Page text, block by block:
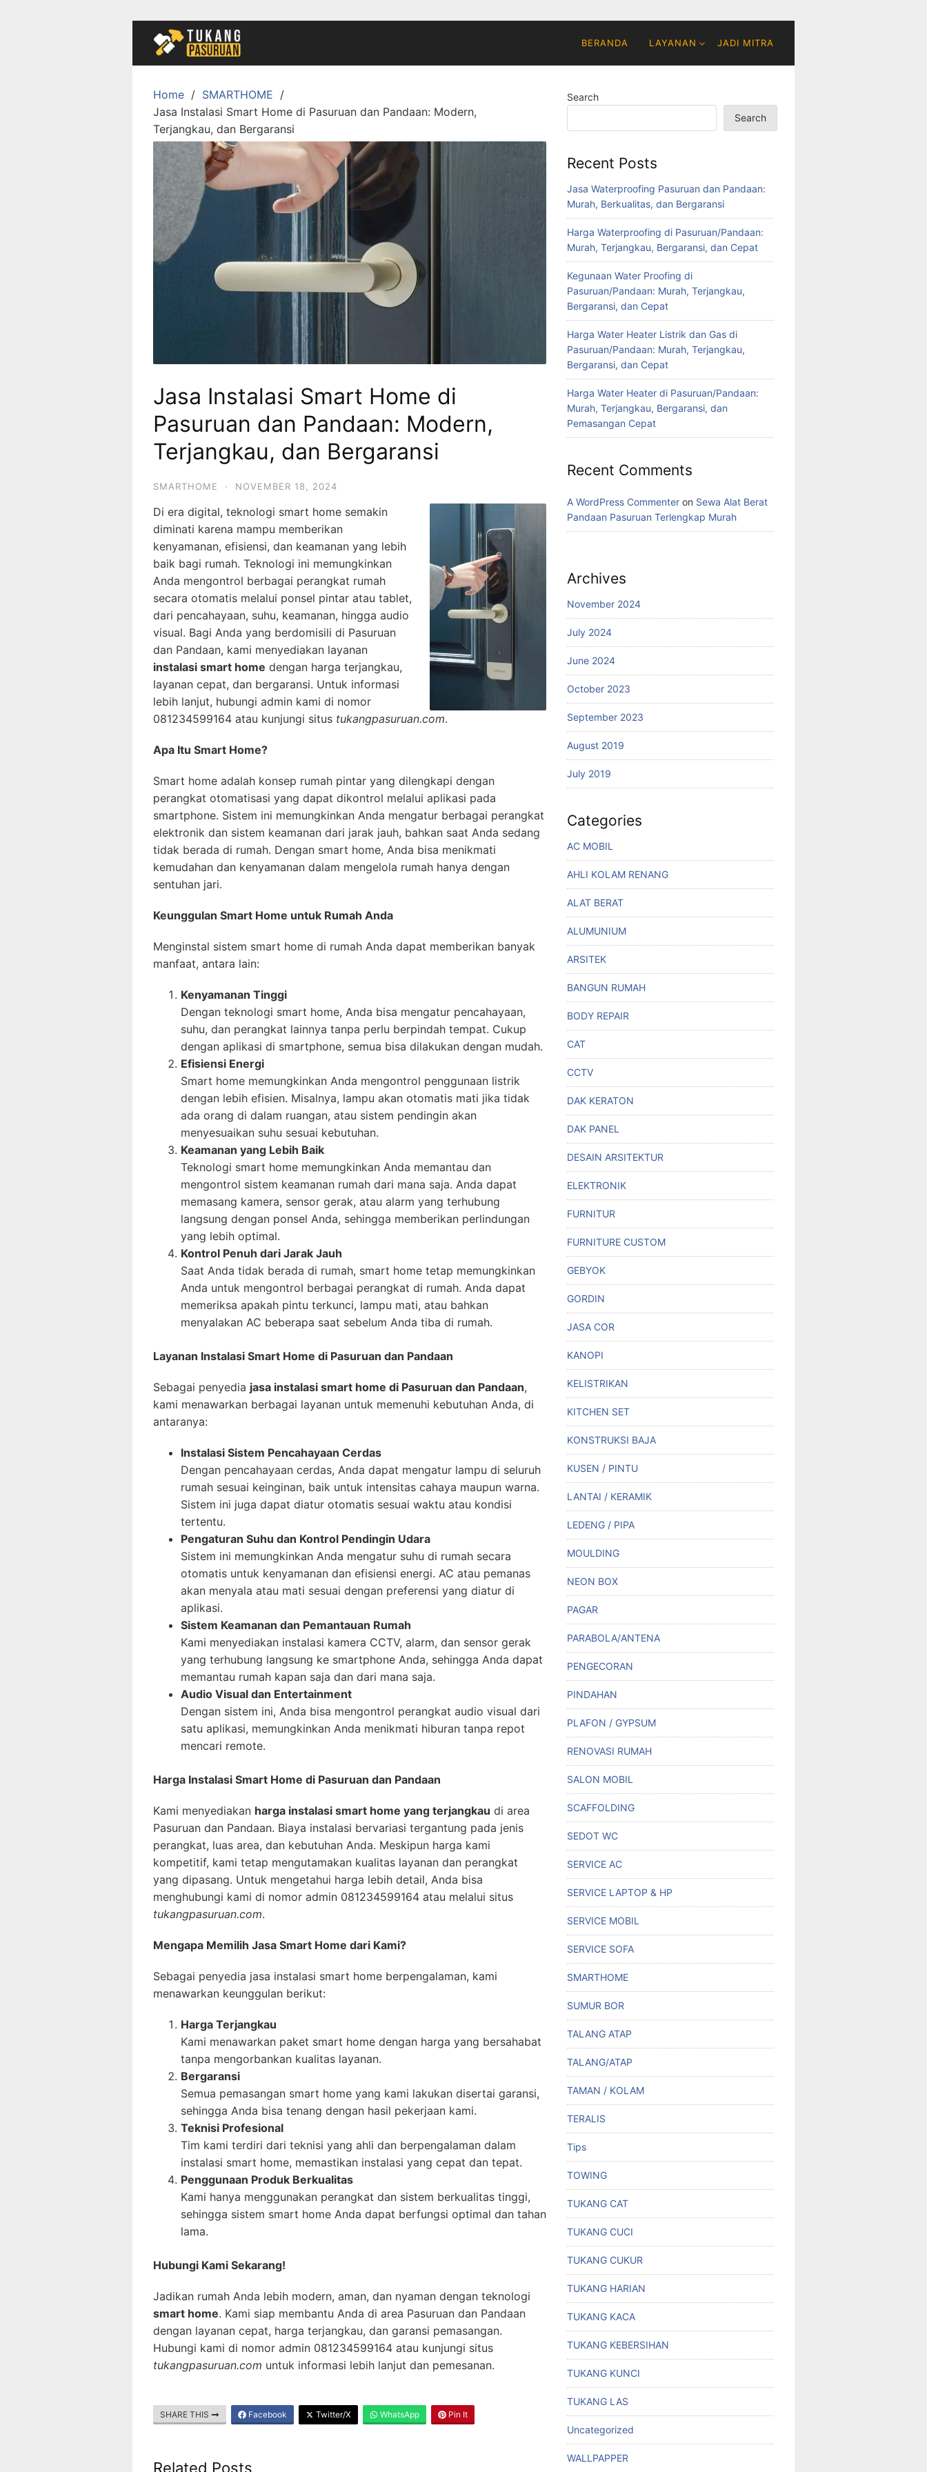
BERANDA LAYANAN JADI MITRA
Home
SMARTHOME
Jasa Instalasi Smart Home di Pasuruan dan Pandaan: Modern,
Terjangkau, dan Bergaransi
Jasa Instalasi Smart Home di
Pasuruan dan Pandaan: Modern,
Terjangkau, dan Bergaransi
SMARTHOME · NOVEMBER 18, 2024
Di era digital, teknologi smart home semakin
diminati karena mampu memberikan
kenyamanan, efisiensi, dan keamanan yang lebih
baik bagi rumah. Teknologi ini memungkinkan
Anda mengontrol berbagai perangkat rumah
secara otomatis melalui ponsel pintar atau tablet,
dari pencahayaan, suhu, keamanan, hingga audio
visual. Bagi Anda yang berdomisili di Pasuruan
dan Pandaan, kami menyediakan layanan
instalasi smart home dengan harga terjangkau,
layanan cepat, dan bergaransi. Untuk informasi
lebih lanjut, hubungi admin kami di nomor
081234599164 atau kunjungi situs tukangpasuruan.com.
Apa Itu Smart Home?
Smart home adalah konsep rumah pintar yang dilengkapi dengan
perangkat otomatisasi yang dapat dikontrol melalui aplikasi pada
smartphone. Sistem ini memungkinkan Anda mengatur berbagai perangkat
elektronik dan sistem keamanan dari jarak jauh, bahkan saat Anda sedang
tidak berada di rumah. Dengan smart home, Anda bisa menikmati
kemudahan dan kenyamanan dalam mengelola rumah hanya dengan
sentuhan jari.
Keunggulan Smart Home untuk Rumah Anda
Menginstal sistem smart home di rumah Anda dapat memberikan banyak
manfaat, antara lain:
Kenyamanan Tinggi
Dengan teknologi smart home, Anda bisa mengatur pencahayaan,
suhu, dan perangkat lainnya tanpa perlu berpindah tempat. Cukup
dengan aplikasi di smartphone, semua bisa dilakukan dengan mudah.
Efisiensi Energi
Smart home memungkinkan Anda mengontrol penggunaan listrik
dengan lebih efisien. Misalnya, lampu akan otomatis mati jika tidak
ada orang di dalam ruangan, atau sistem pendingin akan
menyesuaikan suhu sesuai kebutuhan.
Keamanan yang Lebih Baik
Teknologi smart home memungkinkan Anda memantau dan
mengontrol sistem keamanan rumah dari mana saja. Anda dapat
memasang kamera, sensor gerak, atau alarm yang terhubung
langsung dengan ponsel Anda, sehingga memberikan perlindungan
yang lebih optimal.
Kontrol Penuh dari Jarak Jauh
Saat Anda tidak berada di rumah, smart home tetap memungkinkan
Anda untuk mengontrol berbagai perangkat di rumah. Anda dapat
memeriksa apakah pintu terkunci, lampu mati, atau bahkan
menyalakan AC beberapa saat sebelum Anda tiba di rumah.
Layanan Instalasi Smart Home di Pasuruan dan Pandaan
Sebagai penyedia jasa instalasi smart home di Pasuruan dan Pandaan,
kami menawarkan berbagai layanan untuk memenuhi kebutuhan Anda, di
antaranya:
Instalasi Sistem Pencahayaan Cerdas
Dengan pencahayaan cerdas, Anda dapat mengatur lampu di seluruh
rumah sesuai keinginan, baik untuk intensitas cahaya maupun warna.
Sistem ini juga dapat diatur otomatis sesuai waktu atau kondisi
tertentu.
Pengaturan Suhu dan Kontrol Pendingin Udara
Sistem ini memungkinkan Anda mengatur suhu di rumah secara
otomatis untuk kenyamanan dan efisiensi energi. AC atau pemanas
akan menyala atau mati sesuai dengan preferensi yang diatur di
aplikasi.
Sistem Keamanan dan Pemantauan Rumah
Kami menyediakan instalasi kamera CCTV, alarm, dan sensor gerak
yang terhubung langsung ke smartphone Anda, sehingga Anda dapat
memantau rumah kapan saja dan dari mana saja.
Audio Visual dan Entertainment
Dengan sistem ini, Anda bisa mengontrol perangkat audio visual dari
satu aplikasi, memungkinkan Anda menikmati hiburan tanpa repot
mencari remote.
Harga Instalasi Smart Home di Pasuruan dan Pandaan
Kami menyediakan harga instalasi smart home yang terjangkau di area
Pasuruan dan Pandaan. Biaya instalasi bervariasi tergantung pada jenis
perangkat, luas area, dan kebutuhan Anda. Meskipun harga kami
kompetitif, kami tetap mengutamakan kualitas layanan dan perangkat
yang dipasang. Untuk mengetahui harga lebih detail, Anda bisa
menghubungi kami di nomor admin 081234599164 atau melalui situs
tukangpasuruan.com.
Mengapa Memilih Jasa Smart Home dari Kami?
Sebagai penyedia jasa instalasi smart home berpengalaman, kami
menawarkan keunggulan berikut:
Harga Terjangkau
Kami menawarkan paket smart home dengan harga yang bersahabat
tanpa mengorbankan kualitas layanan.
Bergaransi
Semua pemasangan smart home yang kami lakukan disertai garansi,
sehingga Anda bisa tenang dengan hasil pekerjaan kami.
Teknisi Profesional
Tim kami terdiri dari teknisi yang ahli dan berpengalaman dalam
instalasi smart home, memastikan instalasi yang cepat dan tepat.
Penggunaan Produk Berkualitas
Kami hanya menggunakan perangkat dan sistem berkualitas tinggi,
sehingga sistem smart home Anda dapat berfungsi optimal dan tahan
lama.
Hubungi Kami Sekarang!
Jadikan rumah Anda lebih modern, aman, dan nyaman dengan teknologi
smart home. Kami siap membantu Anda di area Pasuruan dan Pandaan
dengan layanan cepat, harga terjangkau, dan garansi pemasangan.
Hubungi kami di nomor admin 081234599164 atau kunjungi situs
tukangpasuruan.com untuk informasi lebih lanjut dan pemesanan.
SHARE THIS Facebook Twitter/X WhatsApp Pin It
Related Posts
Search
Search
Recent Posts
Jasa Waterproofing Pasuruan dan Pandaan:
Murah, Berkualitas, dan Bergaransi
Harga Waterproofing di Pasuruan/Pandaan:
Murah, Terjangkau, Bergaransi, dan Cepat
Kegunaan Water Proofing di
Pasuruan/Pandaan: Murah, Terjangkau,
Bergaransi, dan Cepat
Harga Water Heater Listrik dan Gas di
Pasuruan/Pandaan: Murah, Terjangkau,
Bergaransi, dan Cepat
Harga Water Heater di Pasuruan/Pandaan:
Murah, Terjangkau, Bergaransi, dan
Pemasangan Cepat
Recent Comments
A WordPress Commenter on Sewa Alat Berat
Pandaan Pasuruan Terlengkap Murah
Archives
November 2024
July 2024
June 2024
October 2023
September 2023
August 2019
July 2019
Categories
AC MOBIL
AHLI KOLAM RENANG
ALAT BERAT
ALUMUNIUM
ARSITEK
BANGUN RUMAH
BODY REPAIR
CAT
CCTV
DAK KERATON
DAK PANEL
DESAIN ARSITEKTUR
ELEKTRONIK
FURNITUR
FURNITURE CUSTOM
GEBYOK
GORDIN
JASA COR
KANOPI
KELISTRIKAN
KITCHEN SET
KONSTRUKSI BAJA
KUSEN / PINTU
LANTAI / KERAMIK
LEDENG / PIPA
MOULDING
NEON BOX
PAGAR
PARABOLA/ANTENA
PENGECORAN
PINDAHAN
PLAFON / GYPSUM
RENOVASI RUMAH
SALON MOBIL
SCAFFOLDING
SEDOT WC
SERVICE AC
SERVICE LAPTOP & HP
SERVICE MOBIL
SERVICE SOFA
SMARTHOME
SUMUR BOR
TALANG ATAP
TALANG/ATAP
TAMAN / KOLAM
TERALIS
Tips
TOWING
TUKANG CAT
TUKANG CUCI
TUKANG CUKUR
TUKANG HARIAN
TUKANG KACA
TUKANG KEBERSIHAN
TUKANG KUNCI
TUKANG LAS
Uncategorized
WALLPAPPER